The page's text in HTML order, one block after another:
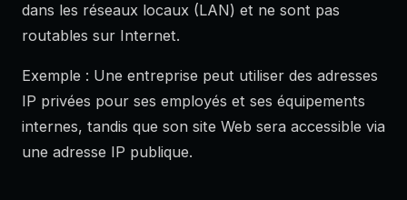
dans les réseaux locaux (LAN) et ne sont pas
routables sur Internet.
Exemple : Une entreprise peut utiliser des adresses
IP privées pour ses employés et ses équipements
internes, tandis que son site Web sera accessible via
une adresse IP publique.